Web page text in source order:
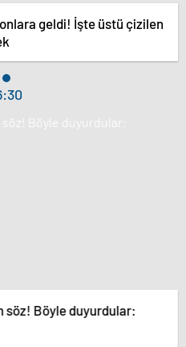
geldi! İşte üstü çizilen
söz! Böyle duyurdular: